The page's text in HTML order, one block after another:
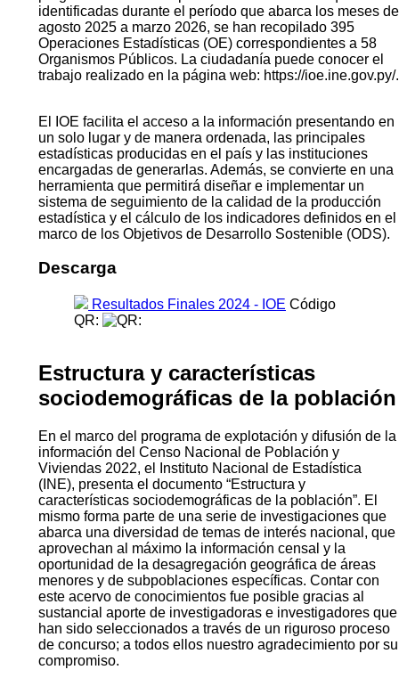
identificadas durante el período que abarca los meses de
agosto 2025 a marzo 2026, se han recopilado 395
Operaciones Estadísticas (OE) correspondientes a 58
Organismos Públicos. La ciudadanía puede conocer el
trabajo realizado en la página web: https://ioe.ine.gov.py/.
El IOE facilita el acceso a la información presentando en
un solo lugar y de manera ordenada, las principales
estadísticas producidas en el país y las instituciones
encargadas de generarlas. Además, se convierte en una
herramienta que permitirá diseñar e implementar un
sistema de seguimiento de la calidad de la producción
estadística y el cálculo de los indicadores definidos en el
marco de los Objetivos de Desarrollo Sostenible (ODS).
Descarga
Resultados Finales 2024 - IOE Código
QR:
Estructura y características
sociodemográficas de la población
En el marco del programa de explotación y difusión de la
información del Censo Nacional de Población y
Viviendas 2022, el Instituto Nacional de Estadística
(INE), presenta el documento “Estructura y
características sociodemográficas de la población”. El
mismo forma parte de una serie de investigaciones que
abarca una diversidad de temas de interés nacional, que
aprovechan al máximo la información censal y la
oportunidad de la desagregación geográfica de áreas
menores y de subpoblaciones específicas. Contar con
este acervo de conocimientos fue posible gracias al
sustancial aporte de investigadoras e investigadores que
han sido seleccionados a través de un riguroso proceso
de concurso; a todos ellos nuestro agradecimiento por su
compromiso.